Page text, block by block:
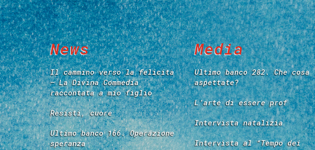
News
Il cammino verso la felicità
– La Divina Commedia
raccontata a mio figlio
Resisti, cuore
Ultimo banco 166. Operazione
speranza
Media
Ultimo banco 282. Che cosa
aspettate?
L’arte di essere prof
Intervista natalizia
Intervista al “Tempo dei